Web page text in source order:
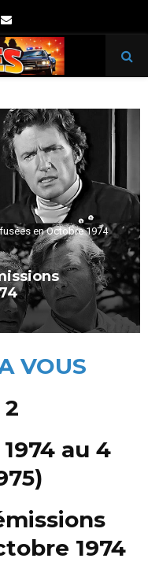
Email
en Octobre 1974
VOUS
au 4
1974